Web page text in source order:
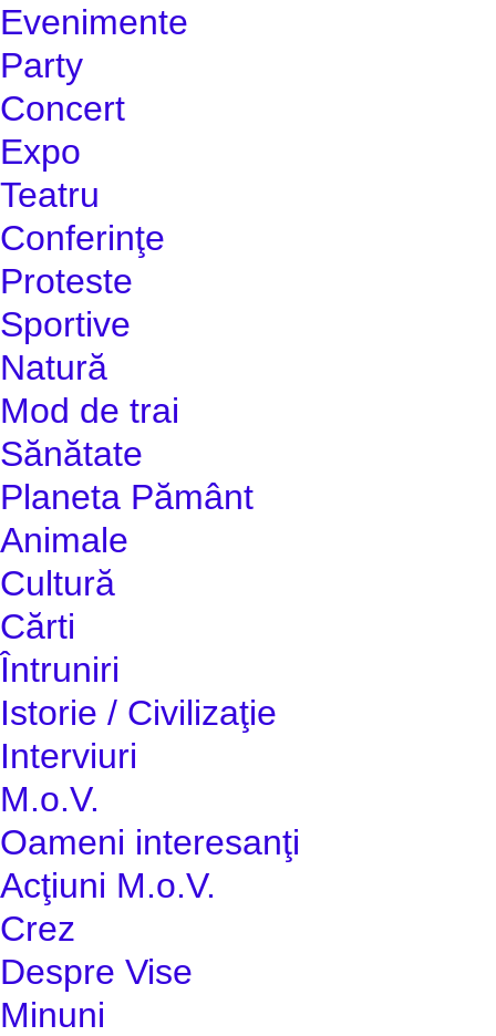
Evenimente
Party
Concert
Expo
Teatru
Conferinţe
Proteste
Sportive
Natură
Mod de trai
Sănătate
Planeta Pământ
Animale
Cultură
Cărti
Întruniri
Istorie / Civilizaţie
Interviuri
M.o.V.
Oameni interesanţi
Acţiuni M.o.V.
Crez
Despre Vise
Minuni